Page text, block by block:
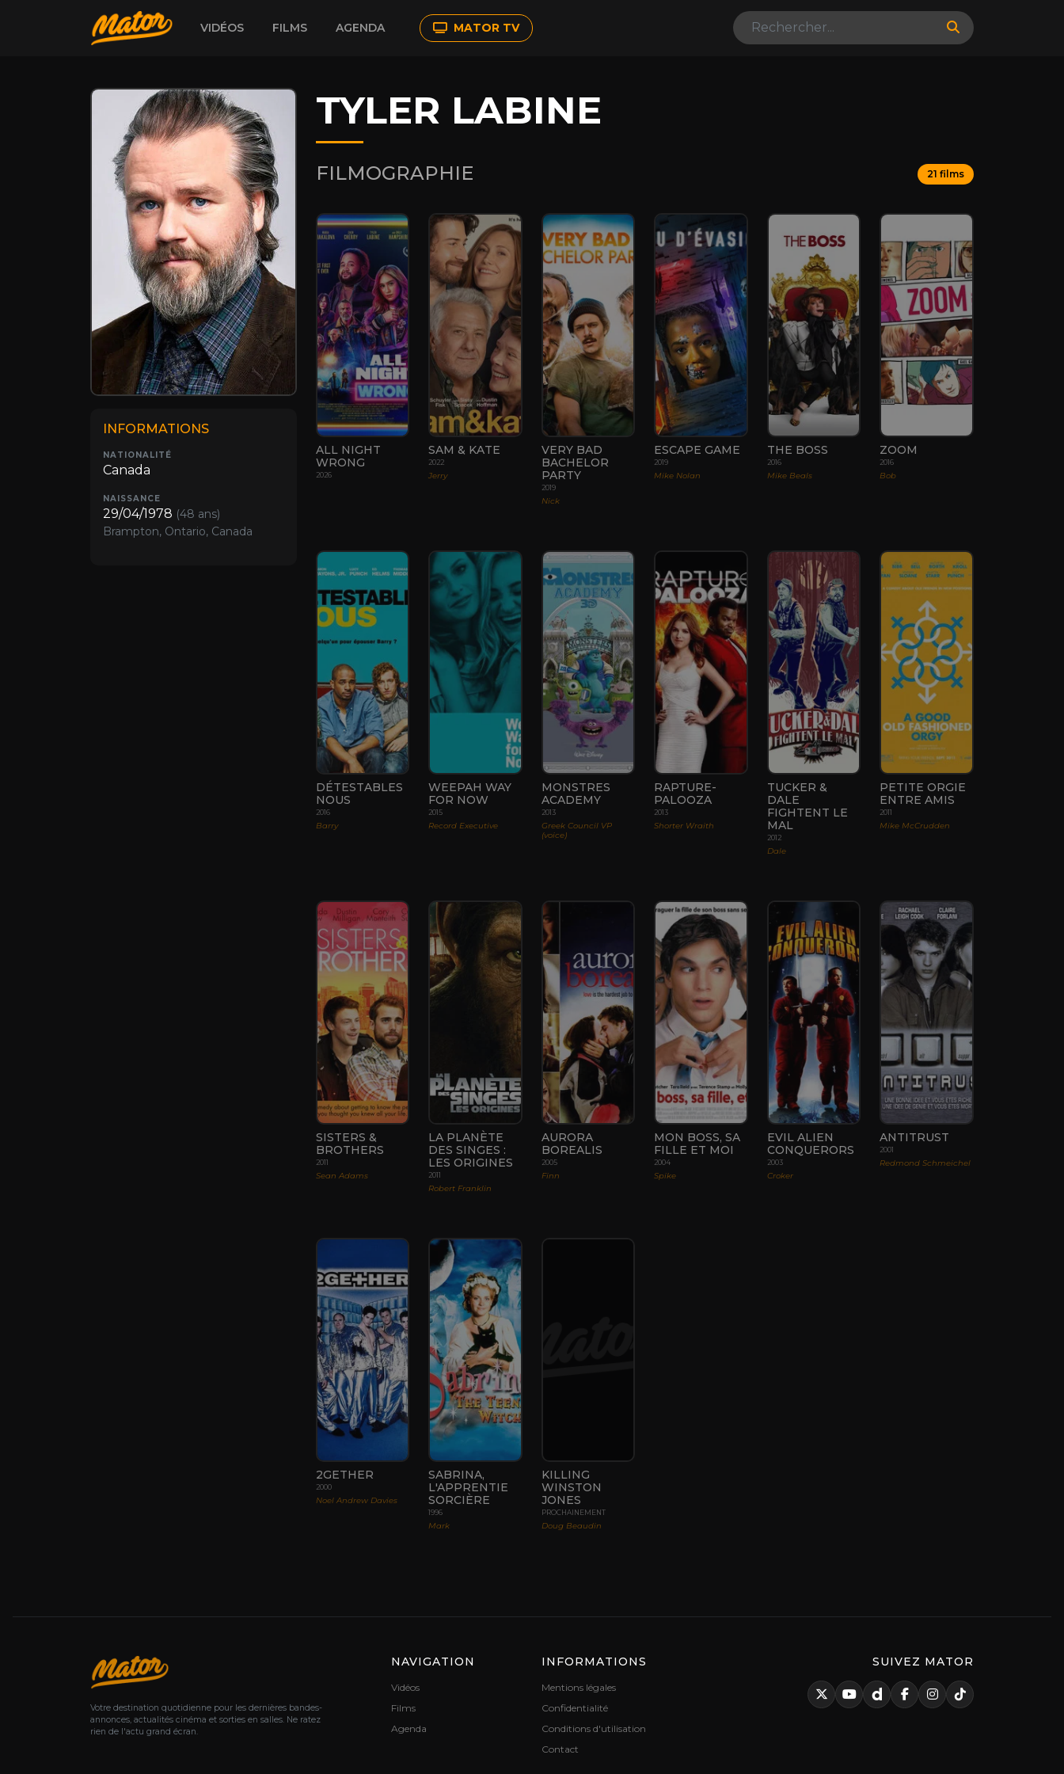
VIDÉOS FILMS AGENDA MATOR TV
INFORMATIONS
NATIONALITÉ
Canada
NAISSANCE
29/04/1978 (48 ans)
Brampton, Ontario, Canada
TYLER LABINE
FILMOGRAPHIE 21 films
ALL NIGHT
WRONG
2026
SAM & KATE
2022
Jerry
VERY BAD
BACHELOR
PARTY
2019
Nick
ESCAPE GAME
2019
Mike Nolan
THE BOSS
2016
Mike Beals
ZOOM
2016
Bob
DÉTESTABLES
NOUS
2016
Barry
WEEPAH WAY
FOR NOW
2015
Record Executive
MONSTRES
ACADEMY
2013
Greek Council VP
(voice)
RAPTURE-
PALOOZA
2013
Shorter Wraith
TUCKER &
DALE
FIGHTENT LE
MAL
2012
Dale
PETITE ORGIE
ENTRE AMIS
2011
Mike McCrudden
SISTERS &
BROTHERS
2011
Sean Adams
LA PLANÈTE
DES SINGES :
LES ORIGINES
2011
Robert Franklin
AURORA
BOREALIS
2005
Finn
MON BOSS, SA
FILLE ET MOI
2004
Spike
EVIL ALIEN
CONQUERORS
2003
Croker
ANTITRUST
2001
Redmond Schmeichel
2GETHER
2000
Noel Andrew Davies
SABRINA,
L'APPRENTIE
SORCIÈRE
1996
Mark
KILLING
WINSTON
JONES
PROCHAINEMENT
Doug Beaudin
Votre destination quotidienne pour les dernières bandes-
annonces, actualités cinéma et sorties en salles. Ne ratez
rien de l'actu grand écran.
NAVIGATION
Vidéos
Films
Agenda
INFORMATIONS
Mentions légales
Confidentialité
Conditions d'utilisation
Contact
SUIVEZ MATOR